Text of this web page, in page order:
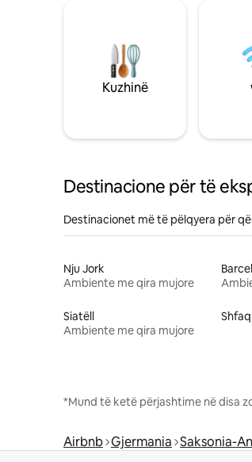
Kuzhinë
Destinacione për të
Destinacionet më të pëlqyera për
Nju Jork
Ambiente me qira mujore
Siatëll
Ambiente me qira mujore
*Mund të ketë përjashtime në disa
Airbnb Gjermania Saksonia-